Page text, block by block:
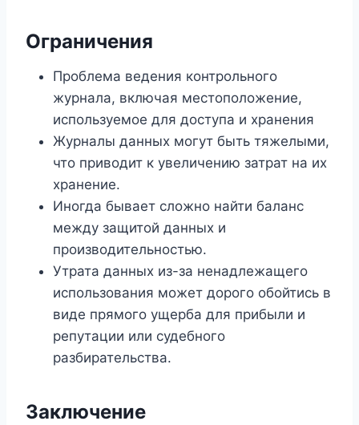
Ограничения
Проблема ведения контрольного
журнала, включая местоположение,
используемое для доступа и хранения
Журналы данных могут быть тяжелыми,
что приводит к увеличению затрат на их
хранение.
Иногда бывает сложно найти баланс
между защитой данных и
производительностью.
Утрата данных из-за ненадлежащего
использования может дорого обойтись в
виде прямого ущерба для прибыли и
репутации или судебного
разбирательства.
Заключение